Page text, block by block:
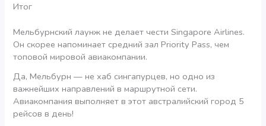
Итог
Мельбурнский лаунж не делает чести Singapore Airlines.
Он скорее напоминает средний зал Priority Pass, чем
топовой мировой авиакомпании.
Да, Мельбурн — не хаб сингапурцев, но одно из
важнейших направлений в маршрутной сети.
Авиакомпания выполняет в этот австралийский город 5
рейсов в день!